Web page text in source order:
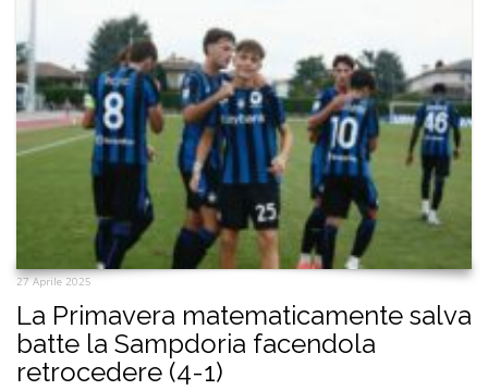
27 Aprile 2025
La Primavera matematicamente salva
batte la Sampdoria facendola
retrocedere (4-1)